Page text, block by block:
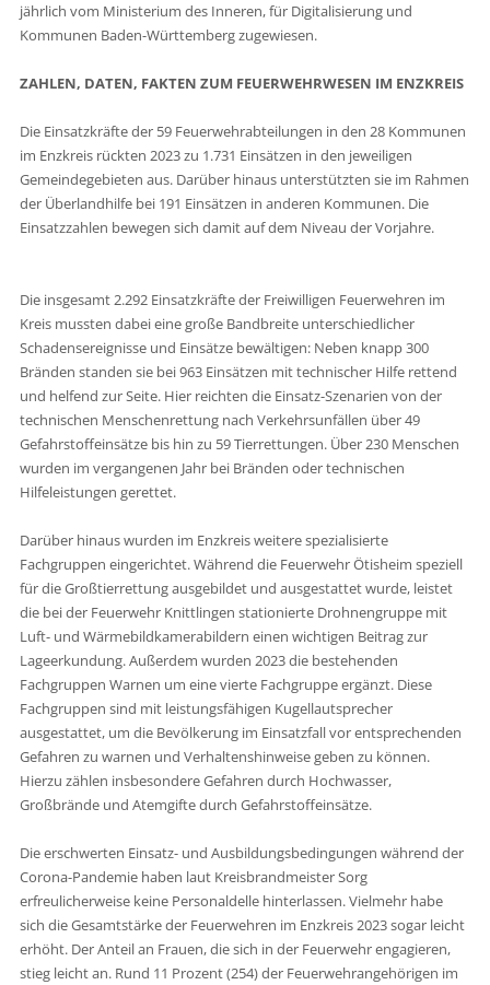
jährlich vom Ministerium des Inneren, für Digitalisierung und
Kommunen Baden-Württemberg zugewiesen.
ZAHLEN, DATEN, FAKTEN ZUM FEUERWEHRWESEN IM ENZKREIS
Die Einsatzkräfte der 59 Feuerwehrabteilungen in den 28 Kommunen
im Enzkreis rückten 2023 zu 1.731 Einsätzen in den jeweiligen
Gemeindegebieten aus. Darüber hinaus unterstützten sie im Rahmen
der Überlandhilfe bei 191 Einsätzen in anderen Kommunen. Die
Einsatzzahlen bewegen sich damit auf dem Niveau der Vorjahre.
Die insgesamt 2.292 Einsatzkräfte der Freiwilligen Feuerwehren im
Kreis mussten dabei eine große Bandbreite unterschiedlicher
Schadensereignisse und Einsätze bewältigen: Neben knapp 300
Bränden standen sie bei 963 Einsätzen mit technischer Hilfe rettend
und helfend zur Seite. Hier reichten die Einsatz-Szenarien von der
technischen Menschenrettung nach Verkehrsunfällen über 49
Gefahrstoffeinsätze bis hin zu 59 Tierrettungen. Über 230 Menschen
wurden im vergangenen Jahr bei Bränden oder technischen
Hilfeleistungen gerettet.
Darüber hinaus wurden im Enzkreis weitere spezialisierte
Fachgruppen eingerichtet. Während die Feuerwehr Ötisheim speziell
für die Großtierrettung ausgebildet und ausgestattet wurde, leistet
die bei der Feuerwehr Knittlingen stationierte Drohnengruppe mit
Luft- und Wärmebildkamerabildern einen wichtigen Beitrag zur
Lageerkundung. Außerdem wurden 2023 die bestehenden
Fachgruppen Warnen um eine vierte Fachgruppe ergänzt. Diese
Fachgruppen sind mit leistungsfähigen Kugellautsprecher
ausgestattet, um die Bevölkerung im Einsatzfall vor entsprechenden
Gefahren zu warnen und Verhaltenshinweise geben zu können.
Hierzu zählen insbesondere Gefahren durch Hochwasser,
Großbrände und Atemgifte durch Gefahrstoffeinsätze.
Die erschwerten Einsatz- und Ausbildungsbedingungen während der
Corona-Pandemie haben laut Kreisbrandmeister Sorg
erfreulicherweise keine Personaldelle hinterlassen. Vielmehr habe
sich die Gesamtstärke der Feuerwehren im Enzkreis 2023 sogar leicht
erhöht. Der Anteil an Frauen, die sich in der Feuerwehr engagieren,
stieg leicht an. Rund 11 Prozent (254) der Feuerwehrangehörigen im